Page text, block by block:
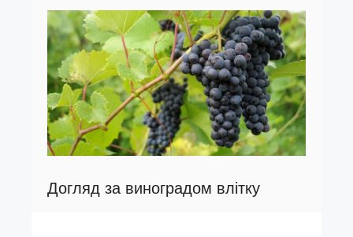
Догляд за виноградом влітку